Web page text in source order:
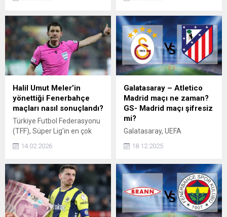
Hyeon-gyu Oh, Junior
Emmanuel Agbadou gibi
isimlerin maaşları, büyük ilgi
topladı. Kara Kartallar'ın yeni
yıldızlarının gelir detayları
ortaya çıktı.
devi Liverpool ile eşleşti.
maçı nerede, ne zaman
oynanacak? Karşılaşma
şifresiz mi yayınlanacak?
Halil Umut Meler’in
yönettiği Fenerbahçe
maçları nasıl sonuçlandı?
Türkiye Futbol Federasyonu
(TFF), Süper Lig'in en çok
müsabakalarından
derbisinin düdüğünü çalacak
hakemi duyurdu. Peki, Halil
Umut Meler'in yönettiği
Fenerbahçe maçları nasıl
sonuçlandı?
14.02.2026
Galatasaray – Atletico
Madrid maçı ne zaman?
GS- Madrid maçı şifresiz
mi?
Galatasaray, UEFA
haftasında İspanyol devi
karşılaşmaya çıkacak. Son
Avrupa maçında Monaco
deplasmanında 1-0
mağlubiyetle ayrılan sarı-
kırmızılılar İspanyol ekibi ile
18.12.2025